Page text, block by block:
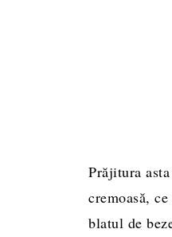
Prăjitura
cremoasă,
blatul de